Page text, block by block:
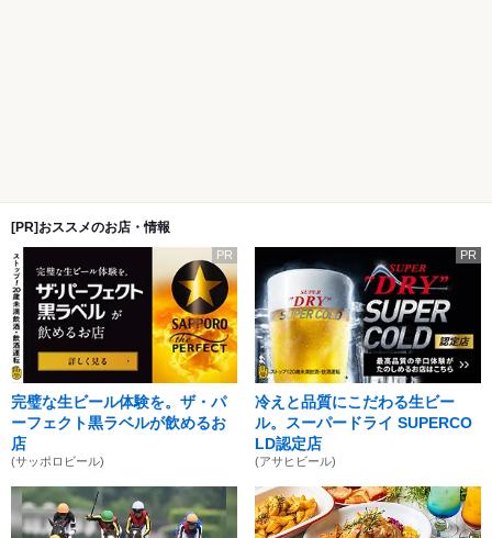
[PR]おススメのお店・情報
PR
完璧な生ビール体験を。ザ・パ
ーフェクト黒ラベルが飲めるお
店
(サッポロビール)
PR
冷えと品質にこだわる生ビー
ル。スーパードライ SUPERCO
LD認定店
(アサヒビール)